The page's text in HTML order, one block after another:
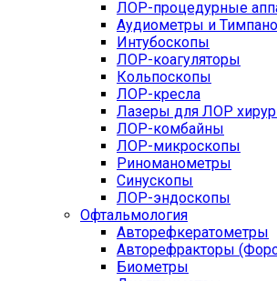
ЛОР-процедурные
Аудиометры и
Интубоскопы
ЛОР-коагуляторы
Кольпоскопы
ЛОР-кресла
Лазеры для ЛОР
ЛОР-комбайны
ЛОР-микроскопы
Риноманометры
Синускопы
ЛОР-эндоскопы
Офтальмология
Авторефкератометры
Авторефракторы
Биометры